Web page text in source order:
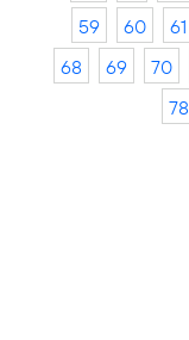
59
60 61
68
69 70
78